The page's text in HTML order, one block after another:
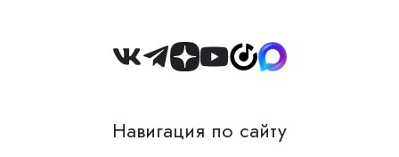
Join
Slack
Навигация по сайту